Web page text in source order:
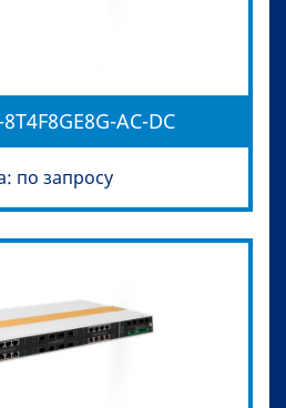
AC-DC
по запросу